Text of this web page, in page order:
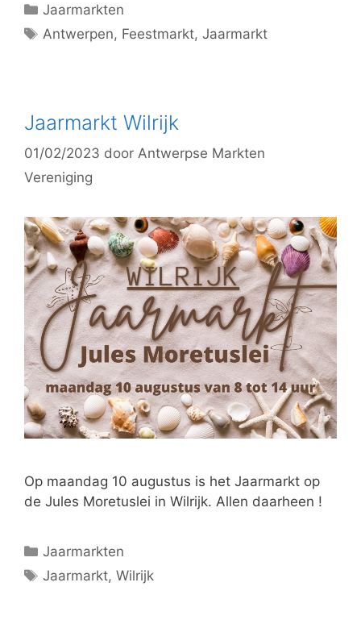
Jaarmarkten
Antwerpen, Feestmarkt,Jaarmarkt
Jaarmarkt Wilrijk
01/02/2023 door Antwerpse Markten
Vereniging
Op maandag 10 augustus is het Jaarmarkt op
de Jules Moretuslei in Wilrijk. Allen daarheen !
Jaarmarkten
Jaarmarkt,Wilrijk